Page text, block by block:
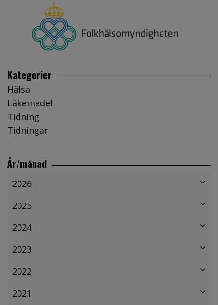
Kategorier
Hälsa
Läkemedel
Tidning
Tidningar
År/månad
2026
2025
2024
2023
2022
2021